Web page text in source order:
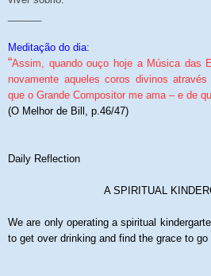
Meditação do dia:
“Assim, quando ouço hoje a Música das
novamente aqueles coros divinos
que o Grande Compositor me ama – e de
(O Melhor de Bill, p.46/47)
Daily Reflection
A SPIRITUAL
We are only operating a spiritual
to get over drinking and find the grace to